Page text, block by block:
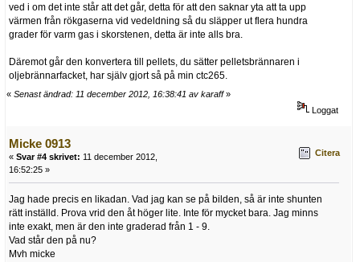
ved i om det inte står att det går, detta för att den saknar yta att ta upp
värmen från rökgaserna vid vedeldning så du släpper ut flera hundra
grader för varm gas i skorstenen, detta är inte alls bra.
Däremot går den konvertera till pellets, du sätter pelletsbrännaren i
oljebrännarfacket, har själv gjort så på min ctc265.
« Senast ändrad: 11 december 2012, 16:38:41 av karaff»
Loggat
Micke 0913
« Svar #4 skrivet: 11 december 2012,
16:52:25 »
Citera
Jag hade precis en likadan. Vad jag kan se på bilden, så är inte shunten
rätt inställd. Prova vrid den åt höger lite. Inte för mycket bara. Jag minns
inte exakt, men är den inte graderad från 1 - 9.
Vad står den på nu?
Mvh micke